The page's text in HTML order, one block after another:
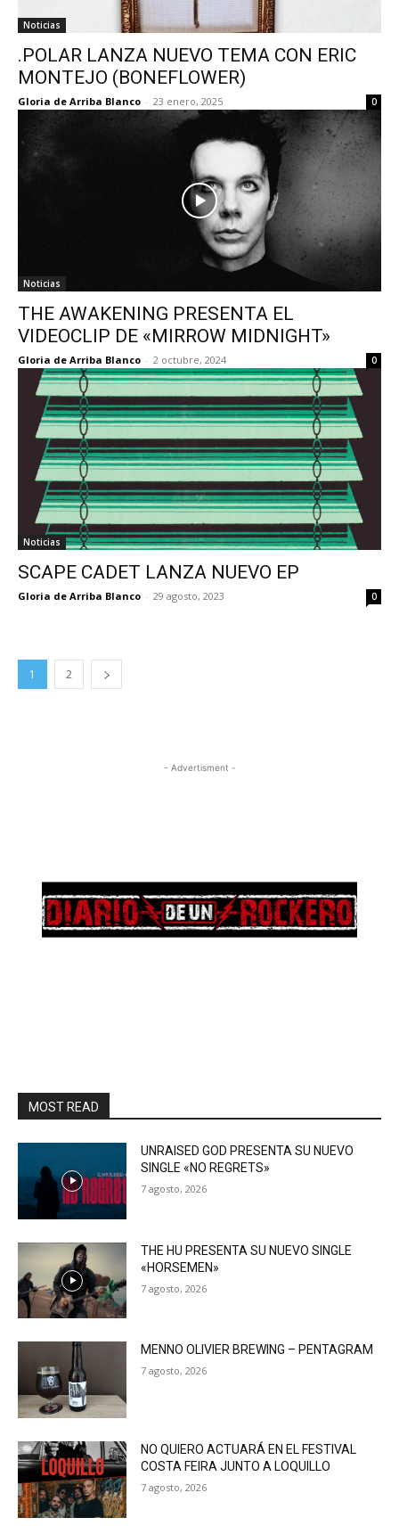
Noticias
.POLAR LANZA NUEVO TEMA CON ERIC
MONTEJO (BONEFLOWER)
Gloria de Arriba Blanco - 23 enero, 2025 0
Noticias
THE AWAKENING PRESENTA EL
VIDEOCLIP DE «MIRROW MIDNIGHT»
Gloria de Arriba Blanco - 2 octubre, 2024 0
Noticias
SCAPE CADET LANZA NUEVO EP
Gloria de Arriba Blanco - 29 agosto, 2023 0
1 2
- Advertisment -
MOST READ
UNRAISED GOD PRESENTA SU NUEVO
SINGLE «NO REGRETS»
7 agosto, 2026
THE HU PRESENTA SU NUEVO SINGLE
«HORSEMEN»
7 agosto, 2026
MENNO OLIVIER BREWING – PENTAGRAM
7 agosto, 2026
NO QUIERO ACTUARÁ EN EL FESTIVAL
COSTA FEIRA JUNTO A LOQUILLO
7 agosto, 2026